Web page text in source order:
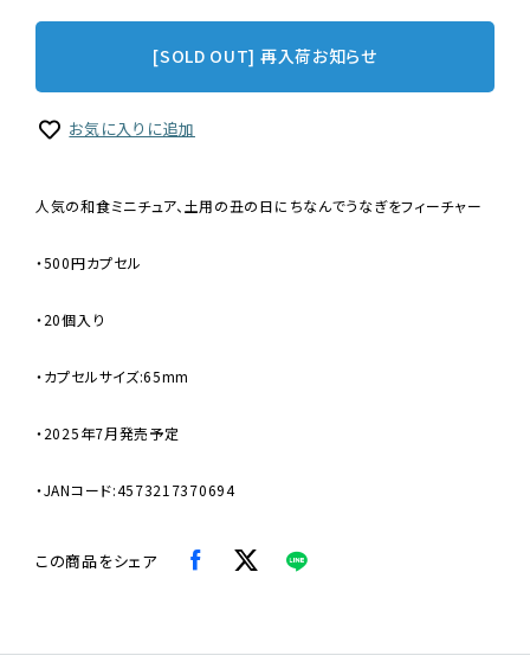
[SOLD OUT] 再入荷お知らせ
お気に入りに追加
人気の和食ミニチュア、土用の丑の日にちなんでうなぎをフィーチャー
・500円カプセル
・20個入り
・カプセルサイズ:65mm
・2025年7月発売予定
・JANコード:4573217370694
この商品をシェア